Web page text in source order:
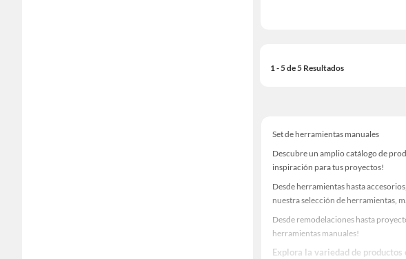
1 - 5 de 5 Resultados
Set de herramientas manuales
Descubre un amplio catálogo de
inspiración para tus proyectos!
Desde herramientas hasta
nuestra selección de herramientas,
Desde remodelaciones hasta
herramientas manuales!
Explora la variedad de